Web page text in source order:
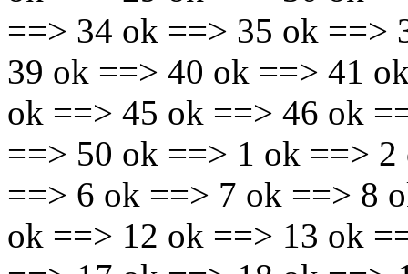
==> 34 ok ==> 35 ok ==>
39 ok ==> 40 ok ==> 41
ok ==> 45 ok ==> 46 ok
==> 50 ok ==> 1 ok ==>
==> 6 ok ==> 7 ok ==> 8
ok ==> 12 ok ==> 13 ok